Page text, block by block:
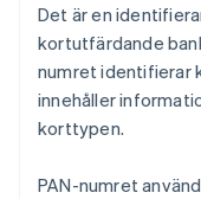
Det är en
kortutfärdande
numret identifierar
innehåller
korttypen.
PAN-numret